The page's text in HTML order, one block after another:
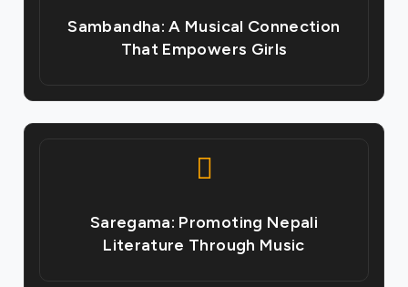
Sambandha: A Musical Connection
That Empowers Girls
Saregama: Promoting Nepali
Literature Through Music